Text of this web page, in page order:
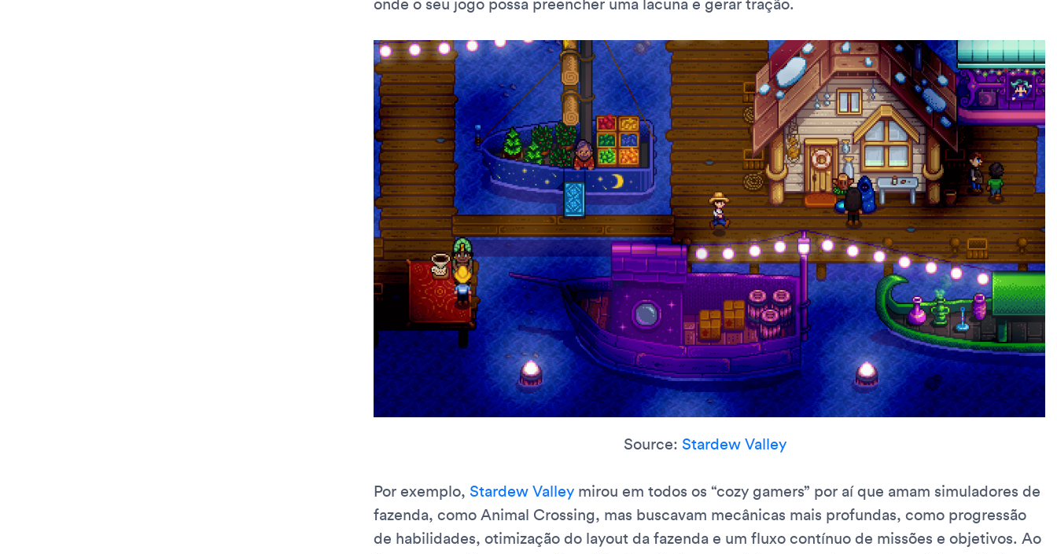
onde o seu jogo possa preencher uma lacuna e gerar tração.
Source: Stardew Valley
Por exemplo, Stardew Valley mirou em todos os “cozy gamers” por aí que amam simuladores de
fazenda, como Animal Crossing, mas buscavam mecânicas mais profundas, como progressão
de habilidades, otimização do layout da fazenda e um fluxo contínuo de missões e objetivos. Ao